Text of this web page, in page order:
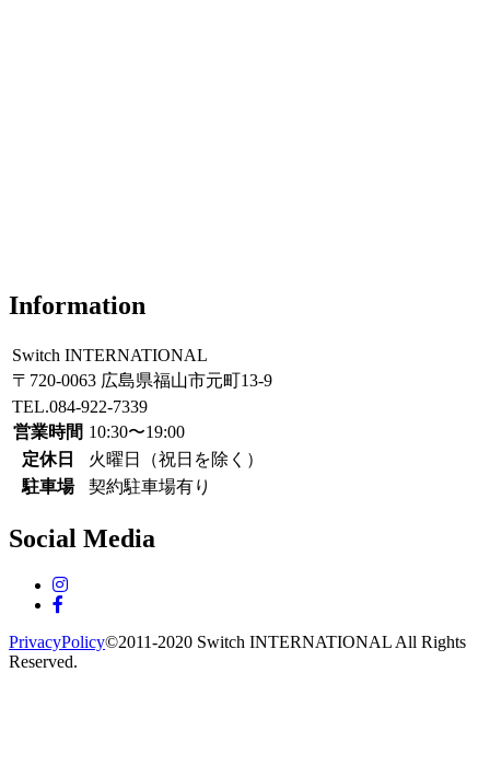
Information
Switch INTERNATIONAL
〒720-0063 広島県福山市元町13-9
TEL.084-922-7339
営業時間 10:30〜19:00
定休日
火曜日（祝日を除く）
駐車場
契約駐車場有り
Social Media
PrivacyPolicy©2011-2020 Switch INTERNATIONAL All Rights
Reserved.